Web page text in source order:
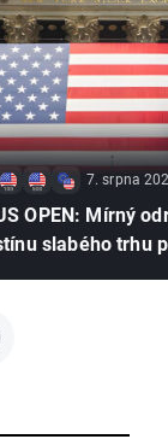
7. srpna
OPEN: Mírný
slabého trhu